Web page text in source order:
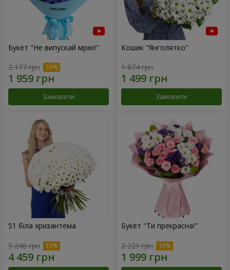
Букет "Не випускай мрію!"
2 177 грн
Замовити
Кошик "Янголятко"
1 874 грн
Замовити
51 біла хризантема
5 246 грн
Букет "Ти прекрасна!"
2 221 грн